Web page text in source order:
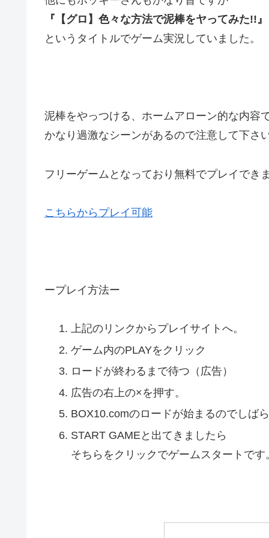
『【グロ】色々な方法で泥棒をヤってみた!!』
というタイトルでゲーム実況していました。
泥棒をやっつける、ホームアローン的な内容
かなり過激なシーンがあるので注意して下さい
フリーゲームとなっており無料でプレイできま
こちらからプレイ可能
ープレイ方法ー
上記のリンクからプレイサイトへ。
ゲーム内のPLAYをクリック
ロードが終わるまで待つ（広告）
広告の右上の×を押す。
BOX10.comのロードが始まるのでしばら
START GAMEと出てきましたら
そちらをクリックでゲームスタートです